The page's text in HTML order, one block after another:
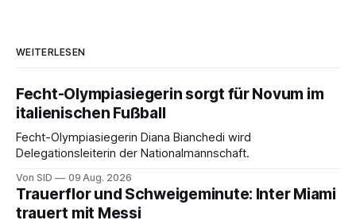
WEITERLESEN
Fecht-Olympiasiegerin sorgt für Novum im
italienischen Fußball
Fecht-Olympiasiegerin Diana Bianchedi wird
Delegationsleiterin der Nationalmannschaft.
Von SID 09 Aug. 2026
Trauerflor und Schweigeminute: Inter Miami
trauert mit Messi